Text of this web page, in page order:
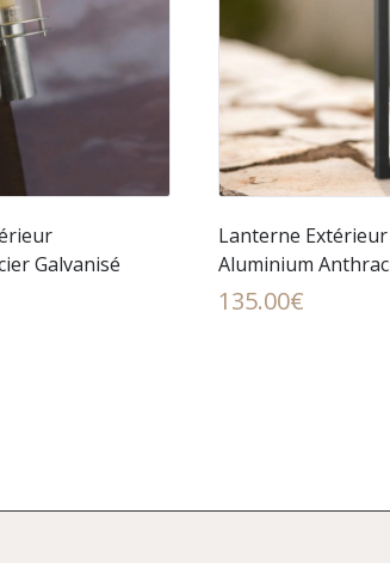
Galvanisé
Lanterne Extérieur
Aluminium
135.00€